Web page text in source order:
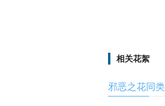
相关花絮
邪恶之花同